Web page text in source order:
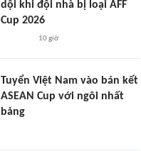
dội khi đội nhà bị loại AFF
Cup 2026
10 giờ
Tuyển Việt Nam vào bán kết
ASEAN Cup với ngôi nhất
bảng